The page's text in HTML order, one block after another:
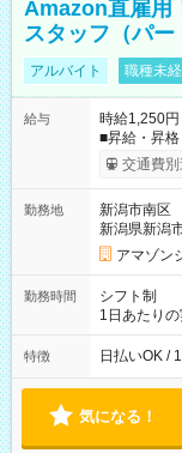
Amazon直雇用
スタッフ（パ
アルバイト 職種未
給与
時給1,250
■昇給・昇
まで昇給の機会がありま
月25日支
☆Amazon直雇用で
あり 試用期
です。
交通費別
勤務地
新潟市南区
新潟県新潟
アマゾン
勤務時間
シフト制
1日あたり
特徴 日払いOK /
気になる！